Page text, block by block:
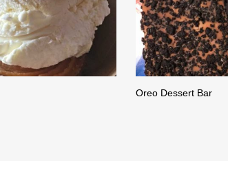
Oreo Dessert Bar